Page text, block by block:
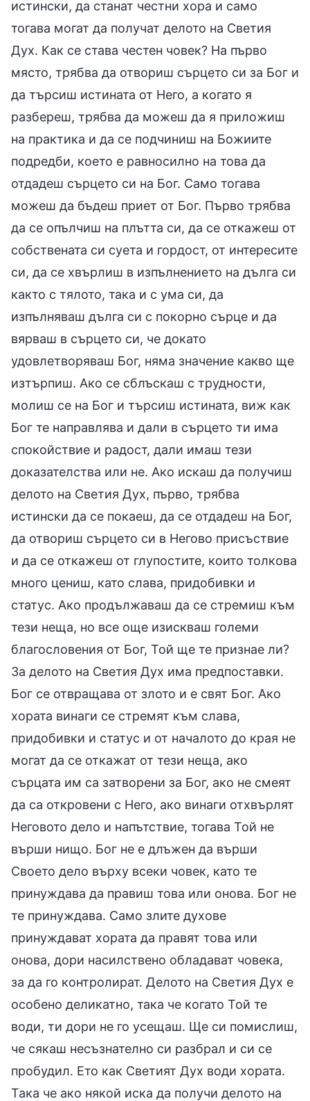
истински, да станат честни хора и само
тогава могат да получат делото на Светия
Дух. Как се става честен човек? На първо
място, трябва да отвориш сърцето си за Бог и
да търсиш истината от Него, а когато я
разбереш, трябва да можеш да я приложиш
на практика и да се подчиниш на Божиите
подредби, което е равносилно на това да
отдадеш сърцето си на Бог. Само тогава
можеш да бъдеш приет от Бог. Първо трябва
да се опълчиш на плътта си, да се откажеш от
собствената си суета и гордост, от интересите
си, да се хвърлиш в изпълнението на дълга си
както с тялото, така и с ума си, да
изпълняваш дълга си с покорно сърце и да
вярваш в сърцето си, че докато
удовлетворяваш Бог, няма значение какво ще
изтърпиш. Ако се сблъскаш с трудности,
молиш се на Бог и търсиш истината, виж как
Бог те направлява и дали в сърцето ти има
спокойствие и радост, дали имаш тези
доказателства или не. Ако искаш да получиш
делото на Светия Дух, първо, трябва
истински да се покаеш, да се отдадеш на Бог,
да отвориш сърцето си в Негово присъствие
и да се откажеш от глупостите, които толкова
много цениш, като слава, придобивки и
статус. Ако продължаваш да се стремиш към
тези неща, но все още изискваш големи
благословения от Бог, Той ще те признае ли?
За делото на Светия Дух има предпоставки.
Бог се отвращава от злото и е свят Бог. Ако
хората винаги се стремят към слава,
придобивки и статус и от началото до края не
могат да се откажат от тези неща, ако
сърцата им са затворени за Бог, ако не смеят
да са откровени с Него, ако винаги отхвърлят
Неговото дело и напътствие, тогава Той не
върши нищо. Бог не е длъжен да върши
Своето дело върху всеки човек, като те
принуждава да правиш това или онова. Бог не
те принуждава. Само злите духове
принуждават хората да правят това или
онова, дори насилствено обладават човека,
за да го контролират. Делото на Светия Дух е
особено деликатно, така че когато Той те
води, ти дори не го усещаш. Ще си помислиш,
че сякаш несъзнателно си разбрал и си се
пробудил. Ето как Светият Дух води хората.
Така че ако някой иска да получи делото на